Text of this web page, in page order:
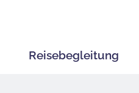
Reisebegleitung